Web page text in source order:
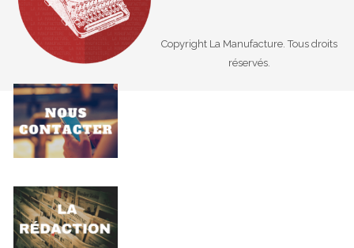
Copyright La Manufacture. Tous droits
réservés.